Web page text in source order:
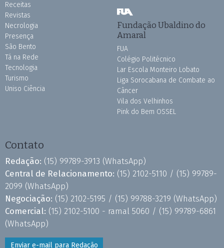
Receitas
Revistas
Necrologia
Presença
São Bento
Tá na Rede
Tecnologia
Turismo
Uniso Ciência
Fundação Ubaldino do
Amaral
FUA
Colégio Politécnico
Lar Escola Monteiro Lobato
Liga Sorocabana de Combate ao
Câncer
Vila dos Velhinhos
Pink do Bem OSSEL
Contato
Redação: (15) 99789-3913 (WhatsApp)
Central de Relacionamento: (15) 2102-5110 / (15) 99789-
2099 (WhatsApp)
Negociação: (15) 2102-5195 / (15) 99788-3219 (WhatsApp)
Comercial: (15) 2102-5100 - ramal 5060 / (15) 99789-6861
(WhatsApp)
Enviar e-mail para Redação